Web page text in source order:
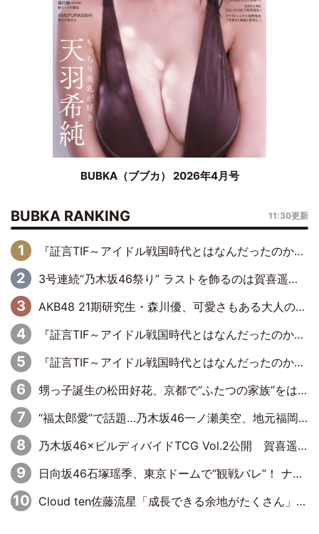
BUBKA（ブブカ） 2026年4月号
BUBKA RANKING 11:30更新
『証言TIF～アイドル戦国時代とはなんだったのか～』第6回：でんぱ組.inc・古川未鈴×相沢梨紗「『ハロプロやりたかったな』って言ったら、夢眠ねむさんに『てめえはでんぱ組．incなんだよ！』って肩パンされて(笑)」
3号連続“乃木坂46祭り” ラストを飾るのは賀喜遥香…5年ぶりの登場に「5年分大人になった私を見ていただけたら」
AKB48 21期研究生・森川優、可愛さもある大人の女性に
『証言TIF～アイドル戦国時代とはなんだったのか～』第11回：私立恵比寿中学・真山りか×安本彩花「TIFで10年ぶりのキョンシーメイクをしたら、場を完全に引かせてしまって。時代が変わったんだなって」
『証言TIF～アイドル戦国時代とはなんだったのか～』第10回：さくら学院・武藤彩未×飯田らうら「正直、中3で辞めるというのを信じてなくて。そう言われてはいたけど、嘘でしょって」
甥っ子誕生の松田好花、京都で“ふたつの家族”をはしご！ “母”黒谷友香に見送られ、“父”松岡昌宏とはハシゴ酒
“福太郎愛”で話題…乃木坂46一ノ瀬美空、地元福岡『めんべい25周年トップサポーター』に就任
乃木坂46×ビルディバイドTCG Vol.2公開 賀喜遥香＆田村真佑が『京まふ』ステージに登壇
日向坂46石塚瑶季、東京ドームで“観戦バレ”！ ナイツ・塙も認めた「巨人に詳しすぎるアイドル」は元VENUSスクール生で杉内コーチ推し⁉
Cloud ten佐藤流星「成長できる余地がたくさん」、本田高優「何度見ても飽きない公演に」